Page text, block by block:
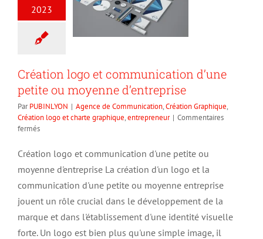
2023
Création logo et communication d’une
petite ou moyenne d’entreprise
ParPUBINLYON | Agence de Communication,Création Graphique,
Création logo et charte graphique,entrepreneur | Commentaires
ferméssur
logo
communication
d’une
ou
moyenne
d’entreprise
Création logo et communication d'une petite ou
moyenne d'entreprise La création d'un logo et la
communication d'une petite ou moyenne entreprise
jouent un rôle crucial dans le développement de la
marque et dans l'établissement d'une identité visuelle
forte. Un logo est bien plus qu'une simple image, il